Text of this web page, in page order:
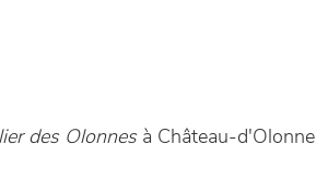
des Olonnesà Château-d'Olonne